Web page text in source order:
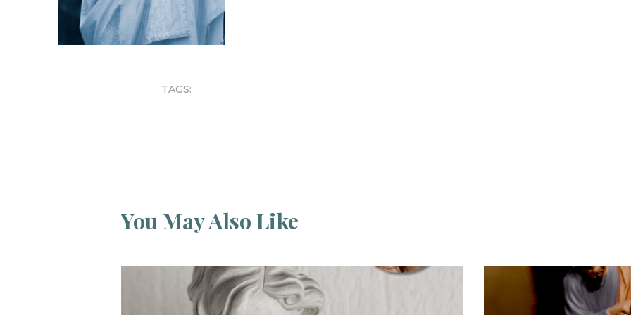
TAGS:
You May Also Like